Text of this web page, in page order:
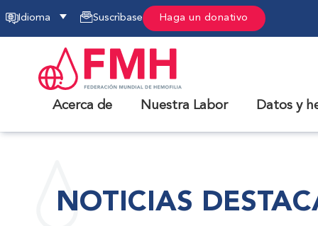
Idioma Suscrìbase Haga un donativo
Acerca de Nuestra Labor Datos y
NOTICIAS